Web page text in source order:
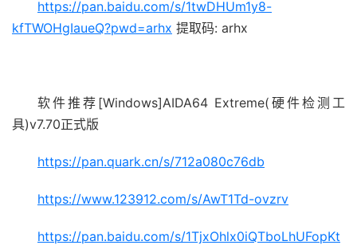
https://pan.baidu.com/s/1twDHUm1y8-
kfTWOHgIaueQ?pwd=arhx 提取码: arhx
软件推荐[Windows]AIDA64 Extreme(硬件检测工
具)v7.70正式版
https://pan.quark.cn/s/712a080c76db
https://www.123912.com/s/AwT1Td-ovzrv
https://pan.baidu.com/s/1TjxOhlx0iQTboLhUFopKt